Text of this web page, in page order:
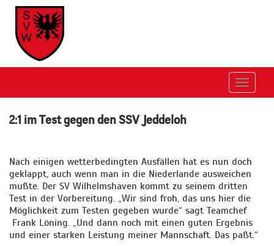
Toggle
2:1 im Test gegen den SSV Jeddeloh
Nach einigen wetterbedingten Ausfällen hat es nun doch
geklappt, auch wenn man in die Niederlande ausweichen
mußte. Der SV Wilhelmshaven kommt zu seinem dritten
Test in der Vorbereitung. „Wir sind froh, das uns hier die
Möglichkeit zum Testen gegeben wurde“ sagt Teamchef
Frank Löning. „Und dann noch mit einen guten Ergebnis
und einer starken Leistung meiner Mannschaft. Das paßt.“